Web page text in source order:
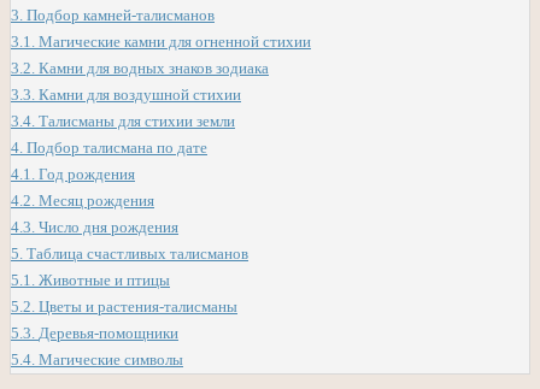
3. Подбор камней-талисманов
3.1. Магические камни для огненной стихии
3.2. Камни для водных знаков зодиака
3.3. Камни для воздушной стихии
3.4. Талисманы для стихии земли
4. Подбор талисмана по дате
4.1. Год рождения
4.2. Месяц рождения
4.3. Число дня рождения
5. Таблица счастливых талисманов
5.1. Животные и птицы
5.2. Цветы и растения-талисманы
5.3. Деревья-помощники
5.4. Магические символы